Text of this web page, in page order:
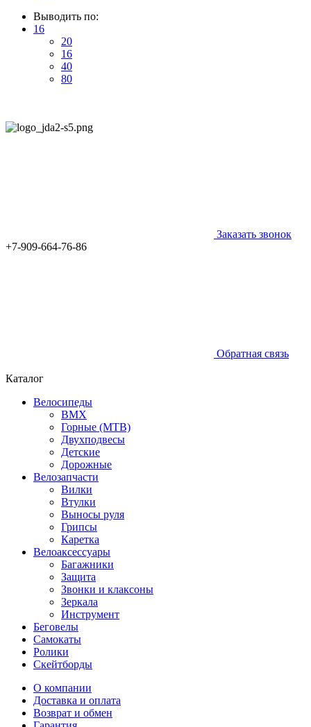
Выводить по:
16
20
16
40
80
Заказать звонок
+7-909-664-76-86
Обратная связь
Каталог
Велосипеды
BMX
Горные (MTB)
Двухподвесы
Детские
Дорожные
Велозапчасти
Вилки
Втулки
Выносы руля
Грипсы
Каретка
Велоаксессуары
Багажники
Защита
Звонки и клаксоны
Зеркала
Инструмент
Беговелы
Самокаты
Ролики
Скейтборды
О компании
Доставка и оплата
Возврат и обмен